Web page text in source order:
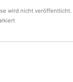
wird nicht veröffentlicht.